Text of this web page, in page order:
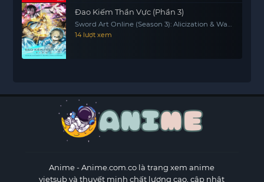
Đao Kiếm Thần Vực (Phần 3)
Sword Art Online (Season 3): Alicization & War
Of Underworld
14 lượt xem
Anime- Anime.com.co là trang xem anime
vietsub và thuyết minh chất lượng cao, cập nhật